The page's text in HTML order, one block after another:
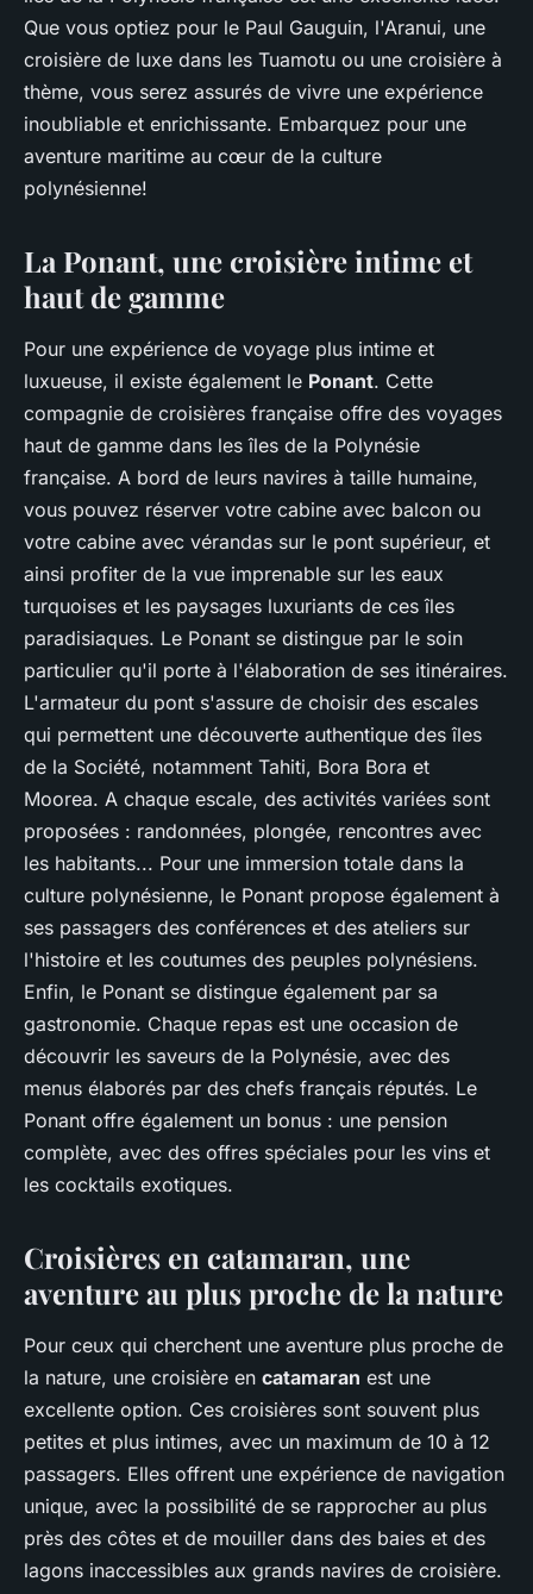
Que vous optiez pour le Paul Gauguin, l'Aranui, une
croisière de luxe dans les Tuamotu ou une croisière à
thème, vous serez assurés de vivre une expérience
inoubliable et enrichissante. Embarquez pour une
aventure maritime au cœur de la culture
polynésienne!
La Ponant, une croisière intime et
haut de gamme
Pour une expérience de voyage plus intime et
luxueuse, il existe également le Ponant. Cette
compagnie de croisières française offre des voyages
haut de gamme dans les îles de la Polynésie
française. A bord de leurs navires à taille humaine,
vous pouvez réserver votre cabine avec balcon ou
votre cabine avec vérandas sur le pont supérieur, et
ainsi profiter de la vue imprenable sur les eaux
turquoises et les paysages luxuriants de ces îles
paradisiaques. Le Ponant se distingue par le soin
particulier qu'il porte à l'élaboration de ses itinéraires.
L'armateur du pont s'assure de choisir des escales
qui permettent une découverte authentique des îles
de la Société, notamment Tahiti, Bora Bora et
Moorea. A chaque escale, des activités variées sont
proposées : randonnées, plongée, rencontres avec
les habitants... Pour une immersion totale dans la
culture polynésienne, le Ponant propose également à
ses passagers des conférences et des ateliers sur
l'histoire et les coutumes des peuples polynésiens.
Enfin, le Ponant se distingue également par sa
gastronomie. Chaque repas est une occasion de
découvrir les saveurs de la Polynésie, avec des
menus élaborés par des chefs français réputés. Le
Ponant offre également un bonus : une pension
complète, avec des offres spéciales pour les vins et
les cocktails exotiques.
Croisières en catamaran, une
aventure au plus proche de la nature
Pour ceux qui cherchent une aventure plus proche de
la nature, une croisière en catamaran est une
excellente option. Ces croisières sont souvent plus
petites et plus intimes, avec un maximum de 10 à 12
passagers. Elles offrent une expérience de navigation
unique, avec la possibilité de se rapprocher au plus
près des côtes et de mouiller dans des baies et des
lagons inaccessibles aux grands navires de croisière.